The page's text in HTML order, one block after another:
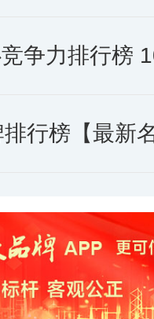
力排行榜 10个
行榜【最新